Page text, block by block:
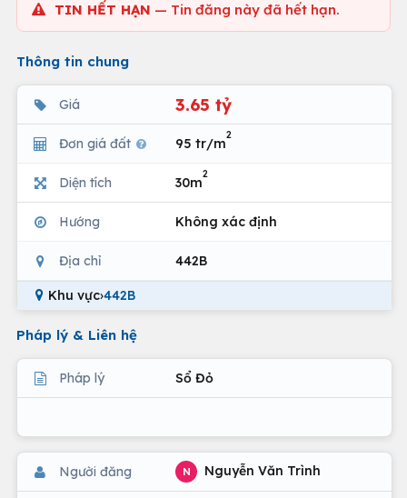
TIN HẾT HẠN — Tin đăng này đã hết hạn.
Thông tin chung
Giá 3.65 tỷ
Đơn giá đất 95 tr/m
2
Diện tích 30m
2
Hướng Không xác định
Địa chỉ 442B
Khu vực›442B
Pháp lý & Liên hệ
Pháp lý Sổ Đỏ
Người đăng N Nguyễn Văn Trình